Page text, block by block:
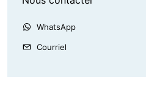
WhatsApp
Courriel